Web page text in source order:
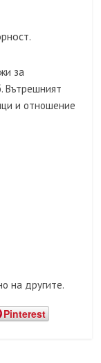
за
Вътрешният
и отношение
на другите.
Pinterest